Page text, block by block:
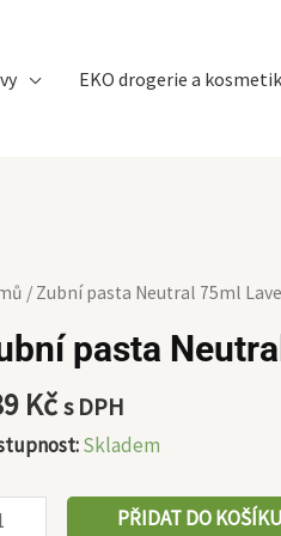
EKO drogerie a
/ Zubní pasta Neutral 75ml
pasta
Kčs DPH
Skladem
PŘIDAT DO KOŠÍKU